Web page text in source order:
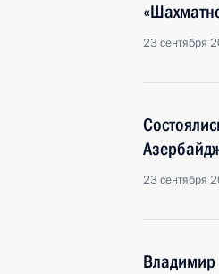
23 сентября
23 сентября
Владимир